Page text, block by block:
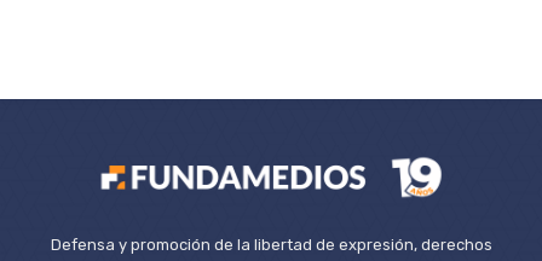
Defensa y promoción de la libertad de expresión, derechos